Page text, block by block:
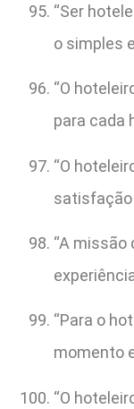
“Ser
o simples
“O
para cada
“O
satisfação
“A missão
“Para o
momento
“O